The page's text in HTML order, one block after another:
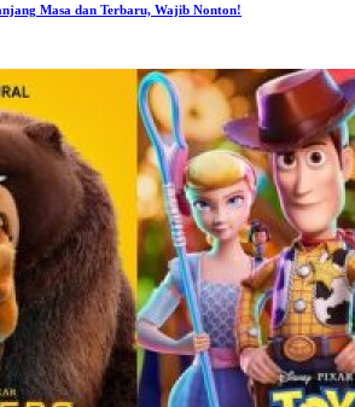
Masa dan Terbaru, Wajib Nonton!